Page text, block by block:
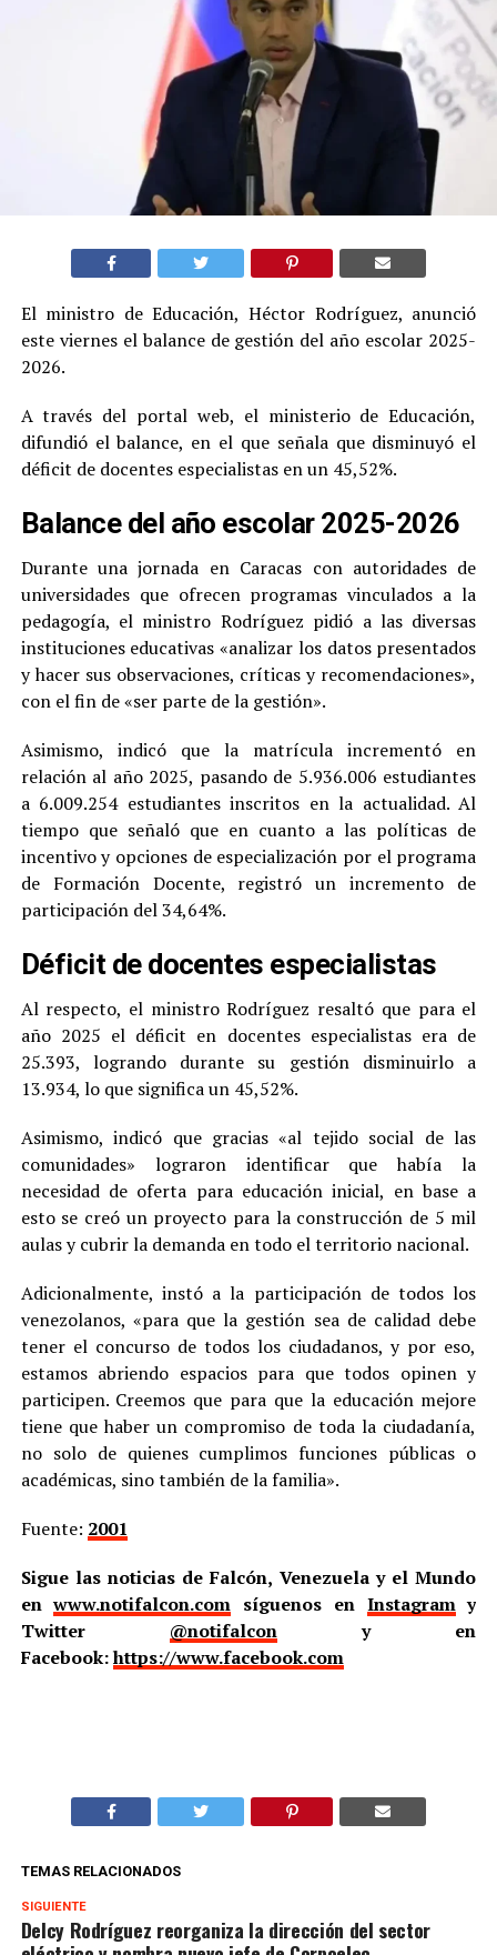
El ministro de Educación, Héctor Rodríguez, anunció
este viernes el balance de gestión del año escolar 2025-
2026.
A través del portal web, el ministerio de Educación,
difundió el balance, en el que señala que disminuyó el
déficit de docentes especialistas en un 45,52%.
Balance del año escolar 2025-2026
Durante una jornada en Caracas con autoridades de
universidades que ofrecen programas vinculados a la
pedagogía, el ministro Rodríguez pidió a las diversas
instituciones educativas «analizar los datos presentados
y hacer sus observaciones, críticas y recomendaciones»,
con el fin de «ser parte de la gestión».
Asimismo, indicó que la matrícula incrementó en
relación al año 2025, pasando de 5.936.006 estudiantes
a 6.009.254 estudiantes inscritos en la actualidad. Al
tiempo que señaló que en cuanto a las políticas de
incentivo y opciones de especialización por el programa
de Formación Docente, registró un incremento de
participación del 34,64%.
Déficit de docentes especialistas
Al respecto, el ministro Rodríguez resaltó que para el
año 2025 el déficit en docentes especialistas era de
25.393, logrando durante su gestión disminuirlo a
13.934, lo que significa un 45,52%.
Asimismo, indicó que gracias «al tejido social de las
comunidades» lograron identificar que había la
necesidad de oferta para educación inicial, en base a
esto se creó un proyecto para la construcción de 5 mil
aulas y cubrir la demanda en todo el territorio nacional.
Adicionalmente, instó a la participación de todos los
venezolanos, «para que la gestión sea de calidad debe
tener el concurso de todos los ciudadanos, y por eso,
estamos abriendo espacios para que todos opinen y
participen. Creemos que para que la educación mejore
tiene que haber un compromiso de toda la ciudadanía,
no solo de quienes cumplimos funciones públicas o
académicas, sino también de la familia».
Fuente: 2001
Sigue las noticias de Falcón, Venezuela y el Mundo
enwww.notifalcon.com síguenos en Instagramy
Twitter @notifalcony en
Facebook:https://www.facebook.com
TEMAS RELACIONADOS
SIGUIENTE
Delcy Rodríguez reorganiza la dirección del sector